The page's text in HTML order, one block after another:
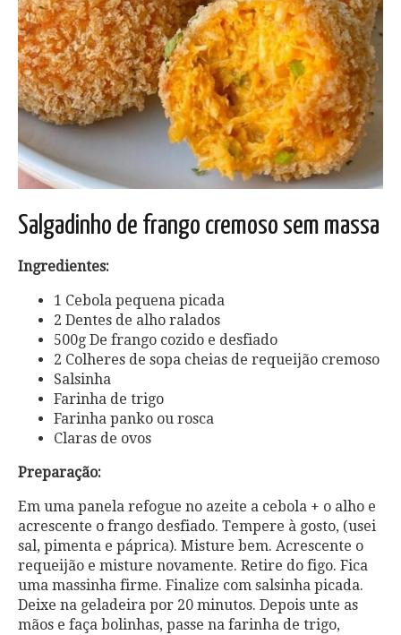
Salgadinho de frango cremoso sem massa
Ingredientes:
1 Cebola pequena picada
2 Dentes de alho ralados
500g De frango cozido e desfiado
2 Colheres de sopa cheias de requeijão cremoso
Salsinha
Farinha de trigo
Farinha panko ou rosca
Claras de ovos
Preparação:
Em uma panela refogue no azeite a cebola + o alho e
acrescente o frango desfiado. Tempere à gosto, (usei
sal, pimenta e páprica). Misture bem. Acrescente o
requeijão e misture novamente. Retire do figo. Fica
uma massinha firme. Finalize com salsinha picada.
Deixe na geladeira por 20 minutos. Depois unte as
mãos e faça bolinhas, passe na farinha de trigo,